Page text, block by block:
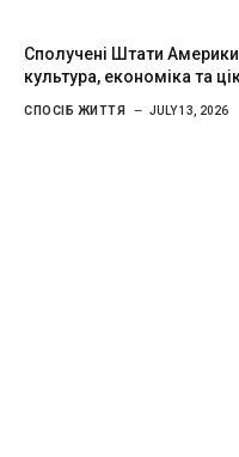
Сполучені Штати Америки
культура, економіка та
СПОСІБ ЖИТТЯ JULY 13, 2026